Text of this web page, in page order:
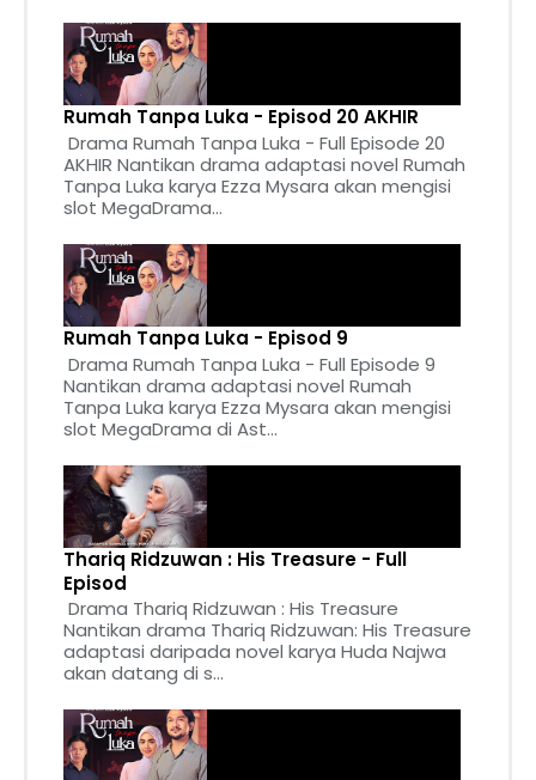
Rumah Tanpa Luka - Episod 20 AKHIR
Drama Rumah Tanpa Luka - Full Episode 20
AKHIR Nantikan drama adaptasi novel Rumah
Tanpa Luka karya Ezza Mysara akan mengisi
slot MegaDrama...
Rumah Tanpa Luka - Episod 9
Drama Rumah Tanpa Luka - Full Episode 9
Nantikan drama adaptasi novel Rumah
Tanpa Luka karya Ezza Mysara akan mengisi
slot MegaDrama di Ast...
Thariq Ridzuwan : His Treasure - Full
Episod
Drama Thariq Ridzuwan : His Treasure
Nantikan drama Thariq Ridzuwan: His Treasure
adaptasi daripada novel karya Huda Najwa
akan datang di s...